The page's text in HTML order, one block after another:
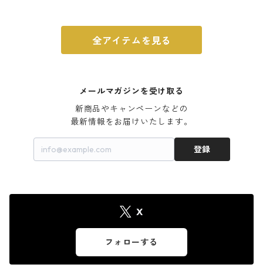
全アイテムを見る
メールマガジンを受け取る
新商品やキャンペーンなどの
最新情報をお届けいたします。
登録
X
フォローする